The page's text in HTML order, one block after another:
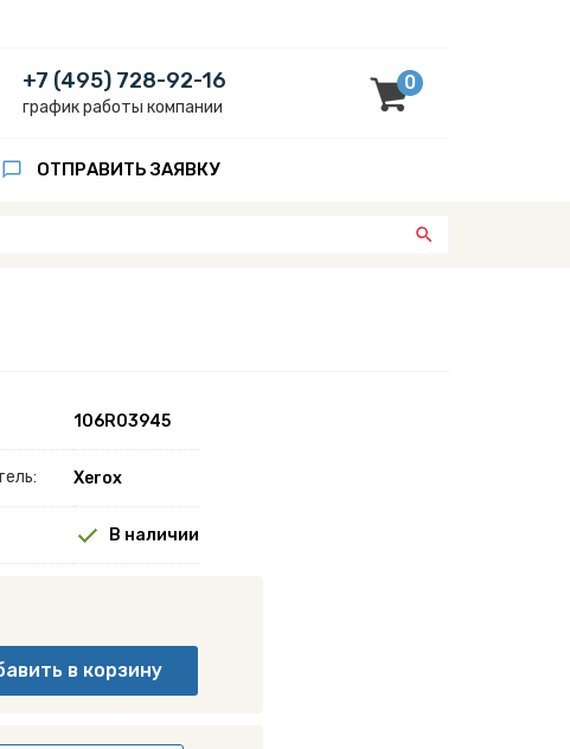
+7 (495) 728-92-16
график работы компании
0
ОТПРАВИТЬ ЗАЯВКУ
106R03945
Xerox
В наличии